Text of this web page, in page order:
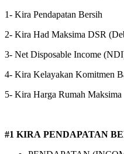
1- Kira Pendapatan Bersih
2- Kira Had Maksima DSR
3- Net Disposable Income
4- Kira Kelayakan Komitmen
5- Kira Harga Rumah Maksima
#1 KIRA PENDAPATAN